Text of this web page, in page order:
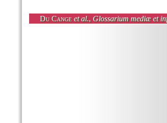
Du Cange et al., Glossarium mediæ et